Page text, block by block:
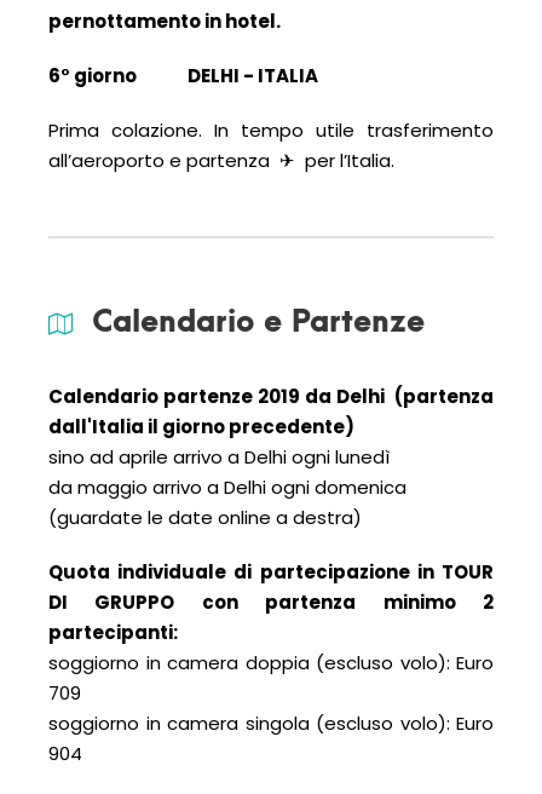
pernottamento in hotel.
6° giorno DELHI - ITALIA
Prima colazione. In tempo utile trasferimento
all’aeroporto e partenza ✈ per l’Italia.
Calendario e Partenze
Calendario partenze 2019 da Delhi (partenza
dall'Italia il giorno precedente)
sino ad aprile arrivo a Delhi ogni lunedì
da maggio arrivo a Delhi ogni domenica
(guardate le date online a destra)
Quota individuale di partecipazione in TOUR
DI GRUPPO con partenza minimo 2
partecipanti:
soggiorno in camera doppia (escluso volo): Euro
709
soggiorno in camera singola (escluso volo): Euro
904